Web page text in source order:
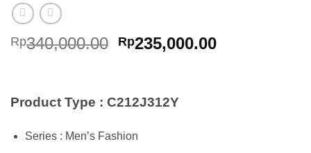
Rp340,000.00 Harga
Rp340,000.00.
Rp235,000.00Harga
Product Type : C212J312Y
Series : Men’s Fashion